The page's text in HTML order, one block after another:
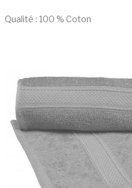
Qualité : 100 % Coton